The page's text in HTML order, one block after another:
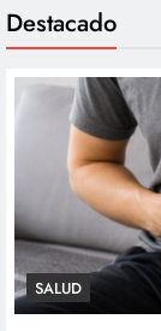
Destacado
SALUD